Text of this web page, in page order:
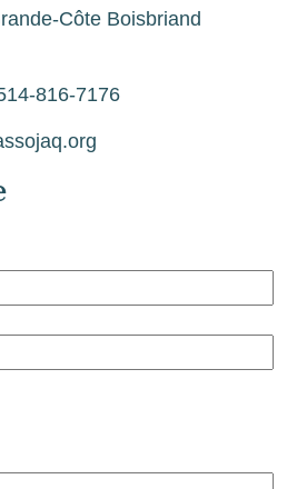
Côte Boisbriand
816-7176